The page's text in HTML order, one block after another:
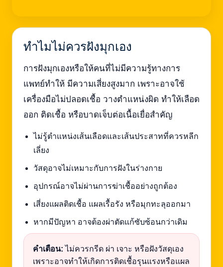
ทำไมไม่ควรฝังมุกเอง
การฝังมุกเองหรือให้คนที่ไม่มีความรู้ทางการ
แพทย์ทำให้ มีความเสี่ยงสูงมาก เพราะอาจใช้
เครื่องมือไม่ปลอดเชื้อ วางตำแหน่งผิด ทำให้เลือด
ออก ติดเชื้อ หรือบาดเจ็บต่อเนื้อเยื่อสำคัญ
ไม่รู้ตำแหน่งเส้นเลือดและเส้นประสาทที่ควรหลีก
เลี่ยง
วัสดุอาจไม่เหมาะกับการฝังในร่างกาย
อุปกรณ์อาจไม่ผ่านการฆ่าเชื้ออย่างถูกต้อง
เสี่ยงแผลติดเชื้อ แผลเรื้อรัง หรือมุกทะลุออกมา
หากมีปัญหา อาจต้องผ่าตัดแก้ซับซ้อนกว่าเดิม
คำเตือน: ไม่ควรกรีด ผ่า เจาะ หรือฝังวัสดุเอง
เพราะอาจทำให้เกิดการติดเชื้อรุนแรงหรือแผล